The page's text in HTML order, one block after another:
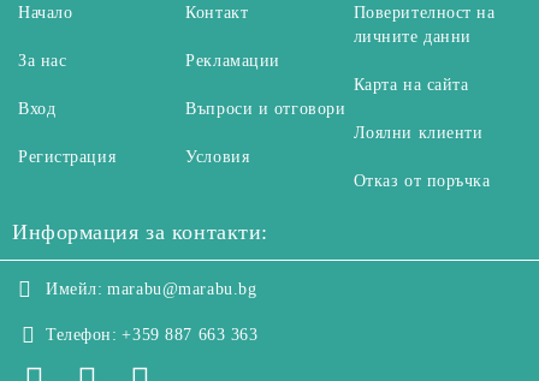
Начало
За нас
Вход
Регистрация
Контакт
Рекламации
Въпроси и отговори
Условия
Поверителност на
личните данни
Карта на сайта
Лоялни клиенти
Отказ от поръчка
Информация за контакти:
Имейл: marabu@marabu.bg
Телефон: +359 887 663 363